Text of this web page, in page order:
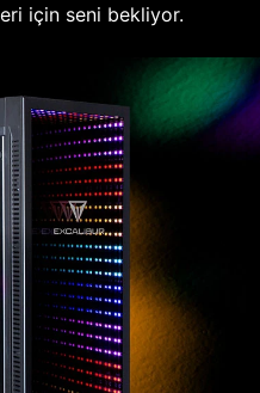
için seni bekliyor.